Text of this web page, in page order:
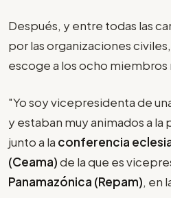
Después, y entre todas las
por las organizaciones civiles,
escoge a los ocho miembros
"Yo soy vicepresidenta de
y estaban muy animados a la
junto a la conferencia
(Ceama)de la que es
Panamazónica (Repam), en